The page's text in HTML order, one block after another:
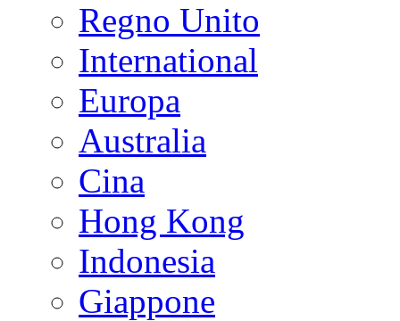
Regno Unito
International
Europa
Australia
Cina
Hong Kong
Indonesia
Giappone